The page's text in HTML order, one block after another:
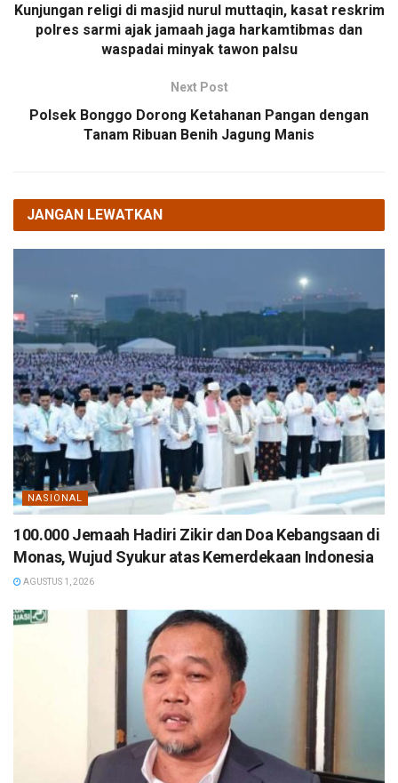
Kunjungan religi di masjid nurul muttaqin, kasat reskrim
polres sarmi ajak jamaah jaga harkamtibmas dan
waspadai minyak tawon palsu
Next Post
Polsek Bonggo Dorong Ketahanan Pangan dengan
Tanam Ribuan Benih Jagung Manis
JANGAN LEWATKAN
NASIONAL
100.000 Jemaah Hadiri Zikir dan Doa Kebangsaan di
Monas, Wujud Syukur atas Kemerdekaan Indonesia
AGUSTUS 1, 2026